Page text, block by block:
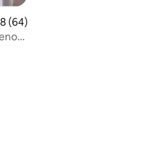
ocjena: 4,98/5, recenzija: 64
(64)